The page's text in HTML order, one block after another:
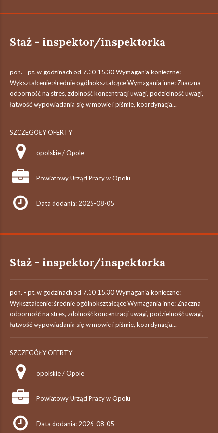
Staż - inspektor/inspektorka
pon. - pt. w godzinach od 7.30 15.30 Wymagania konieczne:
Wykształcenie: średnie ogólnokształcące Wymagania inne: Znaczna
odporność na stres, zdolność koncentracji uwagi, podzielność uwagi,
łatwość wypowiadania się w mowie i piśmie, koordynacja...
SZCZEGÓŁY OFERTY
opolskie / Opole
Powiatowy Urząd Pracy w Opolu
Data dodania: 2026-08-05
Staż - inspektor/inspektorka
pon. - pt. w godzinach od 7.30 15.30 Wymagania konieczne:
Wykształcenie: średnie ogólnokształcące Wymagania inne: Znaczna
odporność na stres, zdolność koncentracji uwagi, podzielność uwagi,
łatwość wypowiadania się w mowie i piśmie, koordynacja...
SZCZEGÓŁY OFERTY
opolskie / Opole
Powiatowy Urząd Pracy w Opolu
Data dodania: 2026-08-05